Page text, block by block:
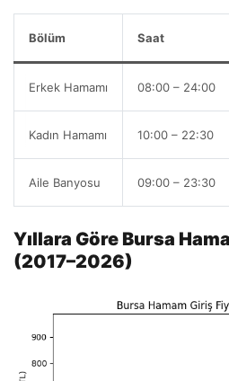
Bölüm Saat
Erkek Hamamı 08:00 – 24:00
Kadın Hamamı 10:00 – 22:30
Aile Banyosu 09:00 – 23:30
Yıllara Göre Bursa
(2017–2026)